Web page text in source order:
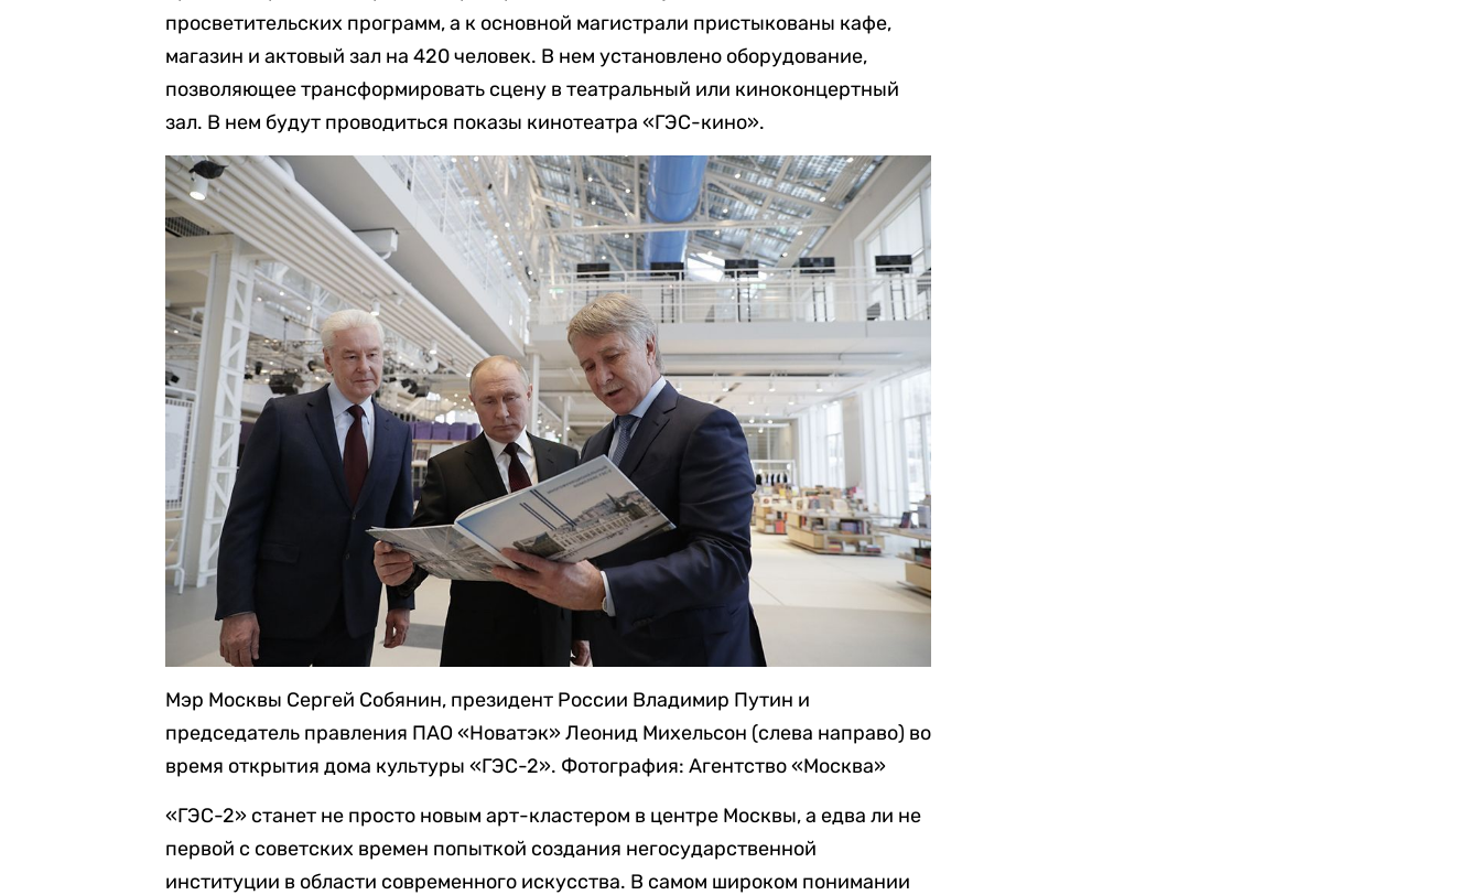
просветительских программ, а к основной магистрали пристыкованы кафе,
магазин и актовый зал на 420 человек. В нем установлено оборудование,
позволяющее трансформировать сцену в театральный или киноконцертный
зал. В нем будут проводиться показы кинотеатра «ГЭС-кино».
Мэр Москвы Сергей Собянин, президент России Владимир Путин и
председатель правления ПАО «Новатэк» Леонид Михельсон (слева направо) во
время открытия дома культуры «ГЭС-2». Фотография: Агентство «Москва»
«ГЭС-2» станет не просто новым арт-кластером в центре Москвы, а едва ли не
первой с советских времен попыткой создания негосударственной
институции в области современного искусства. В самом широком понимании